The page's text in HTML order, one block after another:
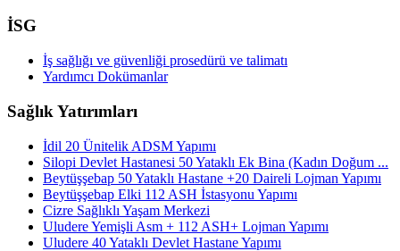
İSG
İş sağlığı ve güvenliği prosedürü ve talimatı
Yardımcı Dokümanlar
Sağlık Yatırımları
İdil 20 Ünitelik ADSM Yapımı
Silopi Devlet Hastanesi 50 Yataklı Ek Bina (Kadın Doğum ...
Beytüşşebap 50 Yataklı Hastane +20 Daireli Lojman Yapımı
Beytüşşebap Elki 112 ASH İstasyonu Yapımı
Cizre Sağlıklı Yaşam Merkezi
Uludere Yemişli Asm + 112 ASH+ Lojman Yapımı
Uludere 40 Yataklı Devlet Hastane Yapımı